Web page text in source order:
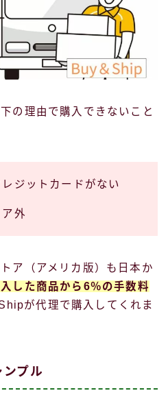
の理由で購入できないこと
ジットカードがない
外
ア（アメリカ版）も日本か
した商品から6％の手数料
が代理で購入してくれま
プル